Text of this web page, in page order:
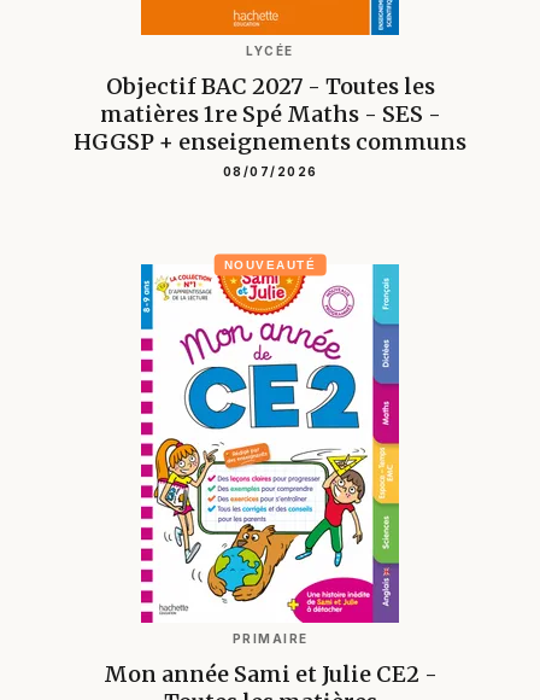
LYCÉE
Objectif BAC 2027 - Toutes les
matières 1re Spé Maths - SES -
HGGSP + enseignements communs
08/07/2026
NOUVEAUTÉ
PRIMAIRE
Mon année Sami et Julie CE2 -